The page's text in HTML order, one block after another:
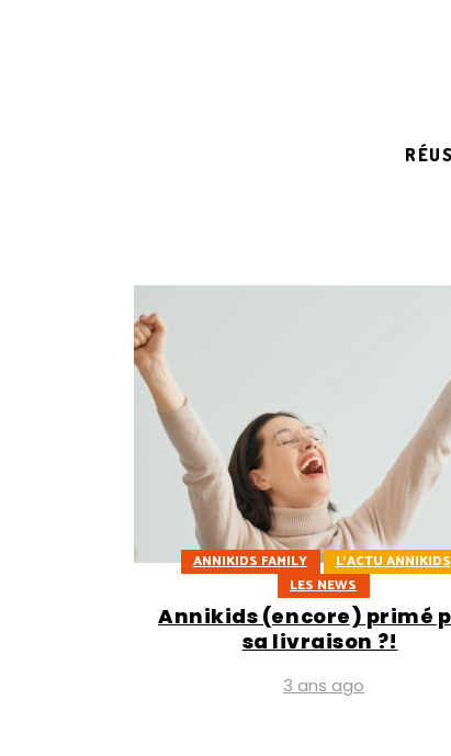
ANNIKIDS FAMILY
L'ACTU ANNIKIDS
LES NEWS
Annikids (encore) primé
sa livraison ?!
3 ans ago